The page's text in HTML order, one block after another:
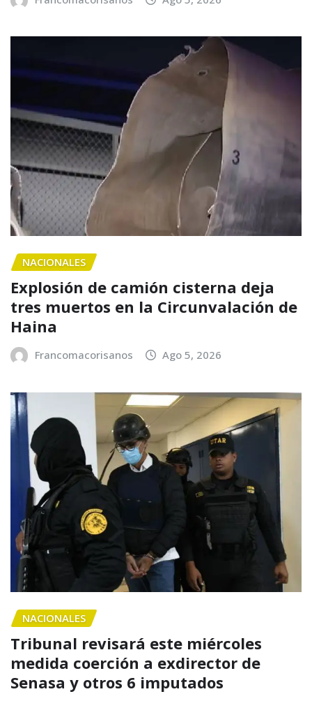
NACIONALES
Explosión de camión cisterna deja
tres muertos en la Circunvalación de
Haina
Francomacorisanos Ago 5, 2026
NACIONALES
Tribunal revisará este miércoles
medida coerción a exdirector de
Senasa y otros 6 imputados